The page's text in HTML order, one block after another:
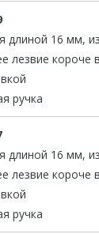
длиной 16 мм,
лезвие короче
ручка
длиной 16 мм,
лезвие короче
ручка